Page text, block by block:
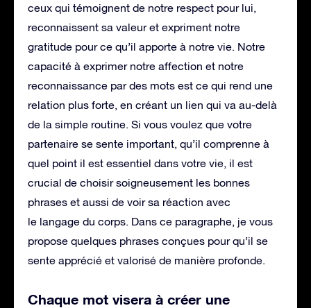
ceux qui témoignent de notre respect pour lui,
reconnaissent sa valeur et expriment notre
gratitude pour ce qu’il apporte à notre vie. Notre
capacité à exprimer notre affection et notre
reconnaissance par des mots est ce qui rend une
relation plus forte, en créant un lien qui va au-delà
de la simple routine. Si vous voulez que votre
partenaire se sente important, qu’il comprenne à
quel point il est essentiel dans votre vie, il est
crucial de choisir soigneusement les bonnes
phrases et aussi de voir sa réaction avec
le langage du corps. Dans ce paragraphe, je vous
propose quelques phrases conçues pour qu’il se
sente apprécié et valorisé de manière profonde.
Chaque mot visera à créer une